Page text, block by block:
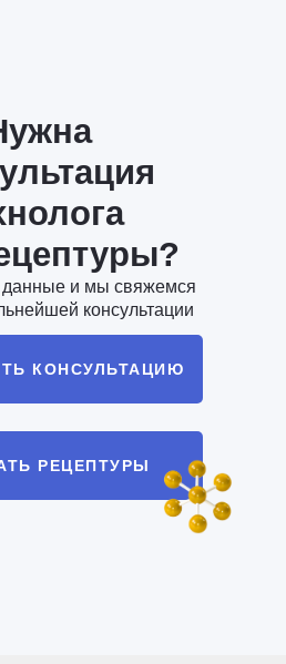
РЕЦЕПТУРЫ
КОНСУЛЬТАЦИЮ
данные и мы свяжемся
консультации